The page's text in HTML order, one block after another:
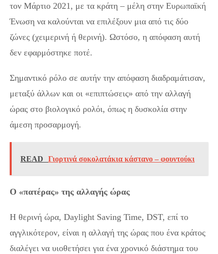
τον Μάρτιο 2021, με τα κράτη – μέλη στην Ευρωπαϊκή
Ένωση να καλούνται να επιλέξουν μια από τις δύο
ζώνες (χειμερινή ή θερινή). Ωστόσο, η απόφαση αυτή
δεν εφαρμόστηκε ποτέ.
Σημαντικό ρόλο σε αυτήν την απόφαση διαδραμάτισαν,
μεταξύ άλλων και οι «επιπτώσεις» από την αλλαγή
ώρας στο βιολογικό ρολόι, όπως η δυσκολία στην
άμεση προσαρμογή.
READ Γιορτινά σοκολατάκια κάστανο – φουντούκι
Ο «πατέρας» της αλλαγής ώρας
Η θερινή ώρα, Daylight Saving Time, DST, επί το
αγγλικότερον, είναι η αλλαγή της ώρας που ένα κράτος
διαλέγει να υιοθετήσει για ένα χρονικό διάστημα του